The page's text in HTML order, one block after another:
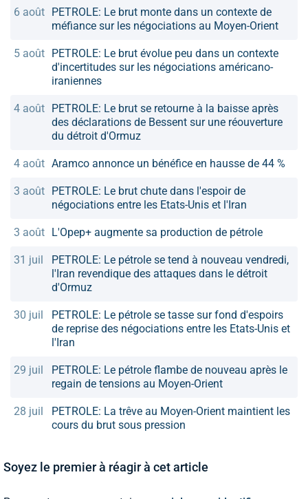
6 août PETROLE: Le brut monte dans un contexte de
méfiance sur les négociations au Moyen-Orient
5 août PETROLE: Le brut évolue peu dans un contexte
d'incertitudes sur les négociations américano-
iraniennes
4 août PETROLE: Le brut se retourne à la baisse après
des déclarations de Bessent sur une réouverture
du détroit d'Ormuz
4 août Aramco annonce un bénéfice en hausse de 44 %
3 août PETROLE: Le brut chute dans l'espoir de
négociations entre les Etats-Unis et l'Iran
3 août L'Opep+ augmente sa production de pétrole
31 juil
PETROLE: Le pétrole se tend à nouveau vendredi,
l'Iran revendique des attaques dans le détroit
d'Ormuz
30 juil
PETROLE: Le pétrole se tasse sur fond d'espoirs
de reprise des négociations entre les Etats-Unis et
l'Iran
29 juil
PETROLE: Le pétrole flambe de nouveau après le
regain de tensions au Moyen-Orient
28 juil
PETROLE: La trêve au Moyen-Orient maintient les
cours du brut sous pression
Soyez le premier à réagir à cet article